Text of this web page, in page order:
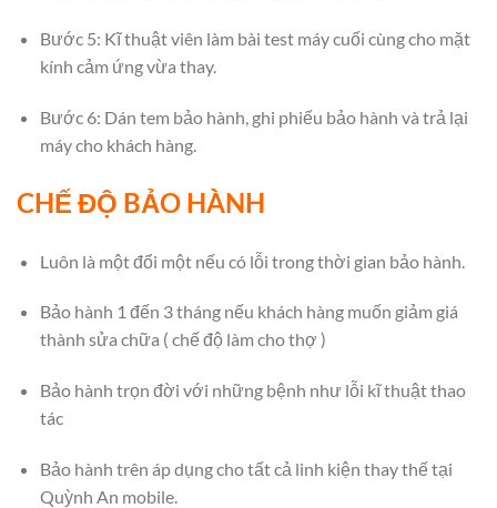
Bước 5: Kĩ thuật viên làm bài test máy cuối cùng cho mặt
kính cảm ứng vừa thay.
Bước 6: Dán tem bảo hành, ghi phiếu bảo hành và trả lại
máy cho khách hàng.
CHẾ ĐỘ BẢO HÀNH
Luôn là một đổi một nếu có lỗi trong thời gian bảo hành.
Bảo hành 1 đến 3 tháng nếu khách hàng muốn giảm giá
thành sửa chữa ( chế độ làm cho thợ )
Bảo hành trọn đời với những bệnh như lỗi kĩ thuật thao
tác
Bảo hành trên áp dụng cho tất cả linh kiện thay thế tại
Quỳnh An mobile.